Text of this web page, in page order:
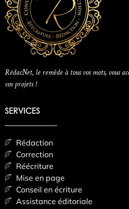
RédacNet, le remède à tous vos mots, vous
vos projets !
SERVICES
Rédaction
Correction
Réécriture
Mise en page
Conseil en écriture
Assistance éditoriale